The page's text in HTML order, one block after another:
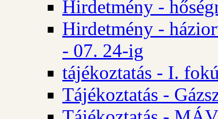
Hirdetmény -
Hirdetmény -
- 07. 24-ig
tájékoztatás - I.
Tájékoztatás -